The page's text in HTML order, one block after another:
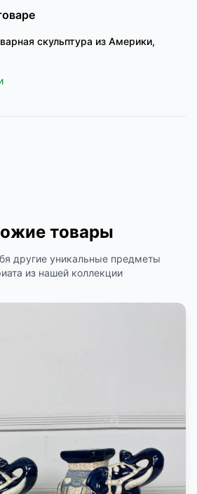
скульптура из Америки,
товары
другие уникальные предметы
из нашей коллекции